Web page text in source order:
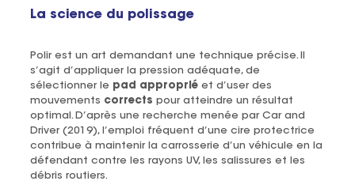
La science du polissage
Polir est un art demandant une technique précise. Il
s’agit d’appliquer la pression adéquate, de
sélectionner le pad appropriéet d’user des
mouvements corrects pour atteindre un résultat
optimal. D’après une recherche menée par Car and
Driver (2019), l’emploi fréquent d’une cire protectrice
contribue à maintenir la carrosserie d’un véhicule en la
défendant contre les rayons UV, les salissures et les
débris routiers.